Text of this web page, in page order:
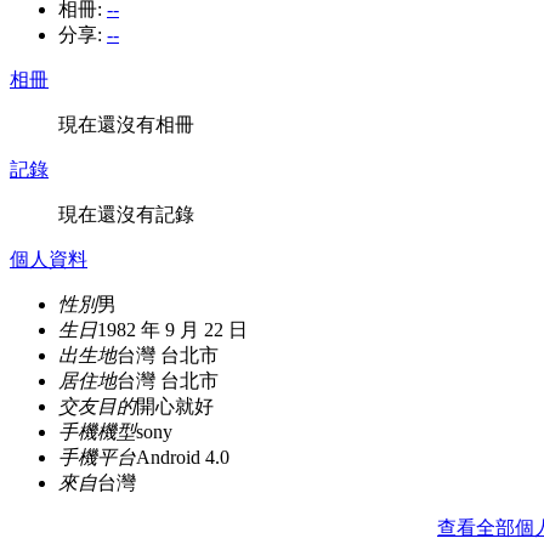
相冊: --
分享: --
相冊
現在還沒有相冊
記錄
現在還沒有記錄
個人資料
性別男
生日1982 年 9 月 22 日
出生地台灣 台北市
居住地台灣 台北市
交友目的開心就好
手機機型sony
手機平台Android 4.0
來自台灣
查看全部個